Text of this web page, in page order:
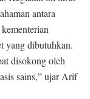
antara
yang dibutuhkan.
disokong oleh
sains,” ujar Arif